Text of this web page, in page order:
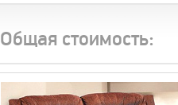
Общая стоимость: